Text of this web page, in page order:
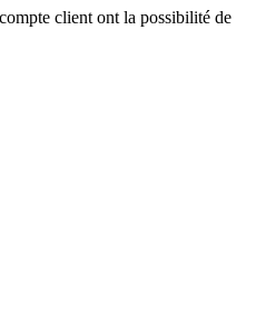
client ont la possibilité de